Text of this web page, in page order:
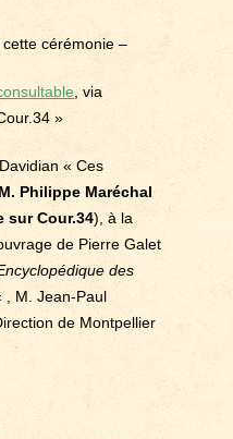
cérémonie –
, via
»
« Ces
M. Philippe Maréchal
sur Cour.34), à la
de Pierre Galet
des
, M. Jean-Paul
de Montpellier